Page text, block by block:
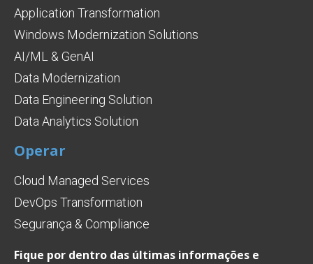
Application Transformation
Windows Modernization Solutions
AI/ML & GenAI
Data Modernization
Data Engineering Solution
Data Analytics Solution
Operar
Cloud Managed Services
DevOps Transformation
Segurança & Compliance
Fique por dentro das últimas informações e